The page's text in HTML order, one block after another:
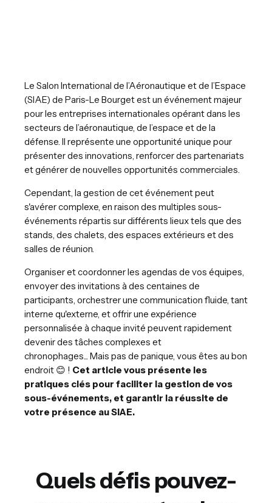
Le Salon International de l’Aéronautique et de l’Espace
(SIAE) de Paris-Le Bourget est un événement majeur
pour les entreprises internationales opérant dans les
secteurs de l’aéronautique, de l’espace et de la
défense. Il représente une opportunité unique pour
présenter des innovations, renforcer des partenariats
et générer de nouvelles opportunités commerciales.
Cependant, la gestion de cet événement peut
s'avérer complexe, en raison des multiples sous-
événements répartis sur différents lieux tels que des
stands, des chalets, des espaces extérieurs et des
salles de réunion.
Organiser et coordonner les agendas de vos équipes,
envoyer des invitations à des centaines de
participants, orchestrer une communication fluide, tant
interne qu'externe, et offrir une expérience
personnalisée à chaque invité peuvent rapidement
devenir des tâches complexes et
chronophages... Mais pas de panique, vous êtes au bon
endroit 😊 ! Cet article vous présente les
pratiques clés pour faciliter la gestion de vos
sous-événements, et garantir la réussite de
votre présence au SIAE.
Quels défis pouvez-